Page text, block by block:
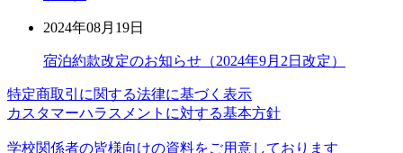
2024年08月19日
宿泊約款改定のお知らせ（2024年9月2日改定）
特定商取引に関する法律に基づく表示
カスタマーハラスメントに対する基本方針
学校関係者の皆様向けの資料をご用意しております